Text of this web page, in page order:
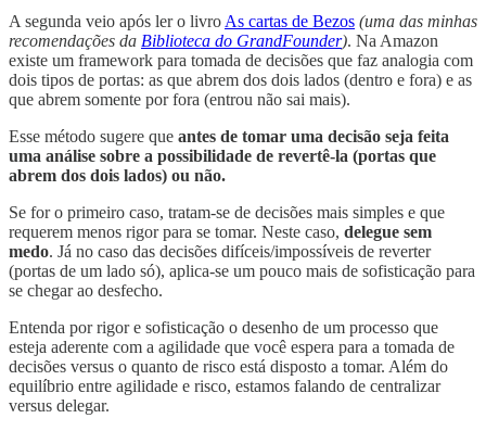
A segunda veio após ler o livro As cartas de Bezos (uma das minhas
recomendações da Biblioteca do GrandFounder). Na Amazon
existe um framework para tomada de decisões que faz analogia com
dois tipos de portas: as que abrem dos dois lados (dentro e fora) e as
que abrem somente por fora (entrou não sai mais).
Esse método sugere que antes de tomar uma decisão seja feita
uma análise sobre a possibilidade de revertê-la (portas que
abrem dos dois lados) ou não.
Se for o primeiro caso, tratam-se de decisões mais simples e que
requerem menos rigor para se tomar. Neste caso, delegue sem
medo. Já no caso das decisões difíceis/impossíveis de reverter
(portas de um lado só), aplica-se um pouco mais de sofisticação para
se chegar ao desfecho.
Entenda por rigor e sofisticação o desenho de um processo que
esteja aderente com a agilidade que você espera para a tomada de
decisões versus o quanto de risco está disposto a tomar. Além do
equilíbrio entre agilidade e risco, estamos falando de centralizar
versus delegar.